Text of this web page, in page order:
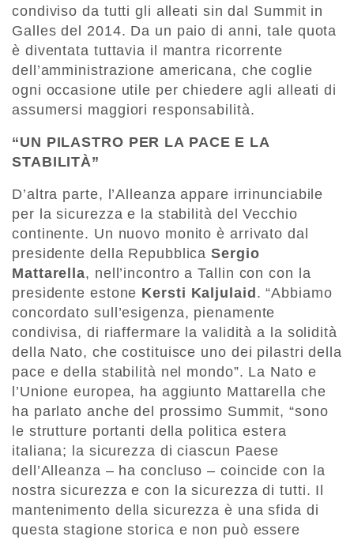
condiviso da tutti gli alleati sin dal Summit in
Galles del 2014. Da un paio di anni, tale quota
è diventata tuttavia il mantra ricorrente
dell’amministrazione americana, che coglie
ogni occasione utile per chiedere agli alleati di
assumersi maggiori responsabilità.
“UN PILASTRO PER LA PACE E LA
STABILITÀ”
D’altra parte, l’Alleanza appare irrinunciabile
per la sicurezza e la stabilità del Vecchio
continente. Un nuovo monito è arrivato dal
presidente della RepubblicaSergio
Mattarella, nell’incontro a Tallin con con la
presidente estone Kersti Kaljulaid. “Abbiamo
concordato sull’esigenza, pienamente
condivisa, di riaffermare la validità a la solidità
della Nato, che costituisce uno dei pilastri della
pace e della stabilità nel mondo”. La Nato e
l’Unione europea, ha aggiunto Mattarella che
ha parlato anche del prossimo Summit, “sono
le strutture portanti della politica estera
italiana; la sicurezza di ciascun Paese
dell’Alleanza – ha concluso – coincide con la
nostra sicurezza e con la sicurezza di tutti. Il
mantenimento della sicurezza è una sfida di
questa stagione storica e non può essere